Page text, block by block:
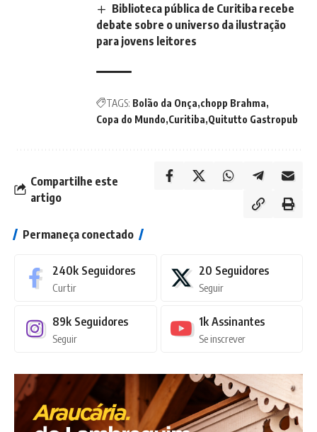
Biblioteca pública de Curitiba recebe
debate sobre o universo da ilustração
para jovens leitores
TAGS: Bolão da Onça chopp Brahma
Copa do Mundo Curitiba Quitutto Gastropub
Compartilhe este
artigo
Permaneça conectado
240k Seguidores
Curtir
20 Seguidores
Seguir
89k Seguidores
Seguir
1k Assinantes
Se inscrever